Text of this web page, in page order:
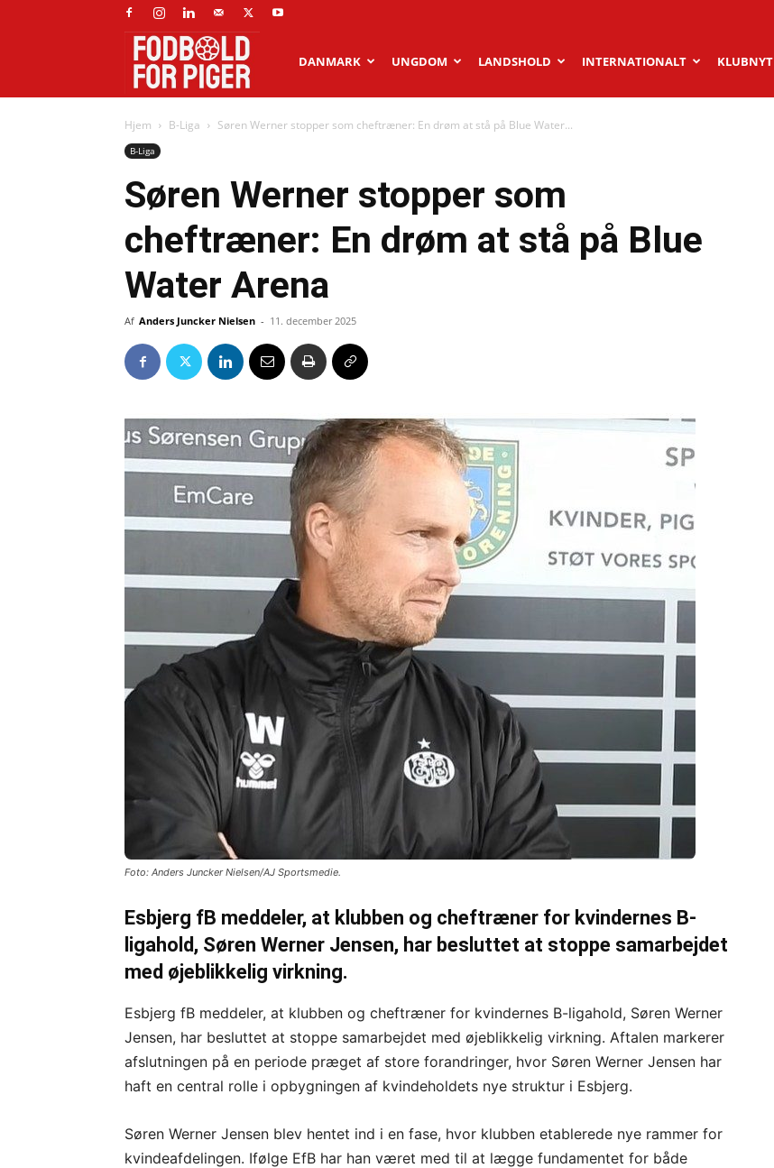
Fodbold
for
piger
DANMARK UNGDOM LANDSHOLD INTERNATIONALT KLUBNYT
Hjem B-Liga Søren Werner stopper som cheftræner: En drøm at stå på Blue Water...
B-Liga
Søren Werner stopper som
cheftræner: En drøm at stå på Blue
Water Arena
Af Anders Juncker Nielsen - 11. december 2025
Foto: Anders Juncker Nielsen/AJ Sportsmedie.
Esbjerg fB meddeler, at klubben og cheftræner for kvindernes B-
ligahold, Søren Werner Jensen, har besluttet at stoppe samarbejdet
med øjeblikkelig virkning.
Esbjerg fB meddeler, at klubben og cheftræner for kvindernes B-ligahold, Søren Werner
Jensen, har besluttet at stoppe samarbejdet med øjeblikkelig virkning. Aftalen markerer
afslutningen på en periode præget af store forandringer, hvor Søren Werner Jensen har
haft en central rolle i opbygningen af kvindeholdets nye struktur i Esbjerg.
Søren Werner Jensen blev hentet ind i en fase, hvor klubben etablerede nye rammer for
kvindeafdelingen. Ifølge EfB har han været med til at lægge fundamentet for både